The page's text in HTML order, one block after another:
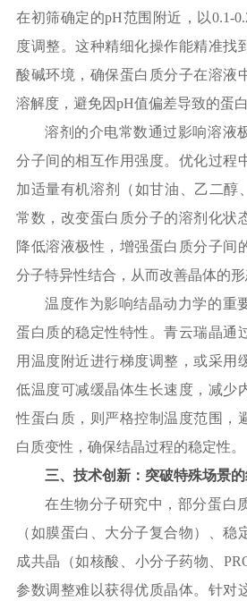
在初筛确定的pH范围附近，以0.1-
度调整。这种精细化操作能精准找
酸碱环境，确保蛋白质分子在溶液
溶解度，避免因pH值偏差导致的蛋
溶剂的介电常数通过影响溶液
分子间的相互作用强度。优化过程
加适量有机溶剂（如甘油、乙二醇
常数，改变蛋白质分子的溶剂化状
降低溶液极性，增强蛋白质分子间
分子特异性结合，从而改善晶体的形
温度作为影响结晶动力学的重
蛋白质的稳定性特性。青云瑞晶通
用温度附近进行梯度调整，或采用
低温度可减缓晶体生长速度，减少
性蛋白质，则严格控制温度范围，
白质变性，确保结晶过程的稳定性。
三、技术创新：突破特殊场景
在生物分子研究中，部分蛋白
（如膜蛋白、大分子复合物）、稳
成共晶（如核酸、小分子药物、
参数调整难以获得优质晶体。针对